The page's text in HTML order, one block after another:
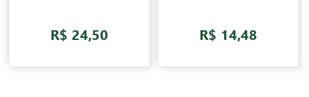
R$ 24,50 R$ 14,48